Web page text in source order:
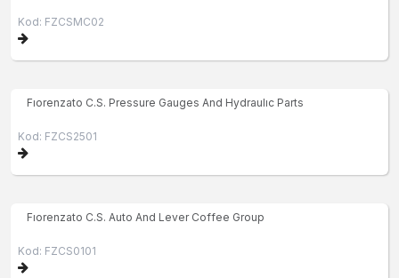
Kod: FZCSMC02
Fıorenzato C.S. Pressure Gauges And Hydraulıc Parts
Kod: FZCS2501
Fıorenzato C.S. Auto And Lever Coffee Group
Kod: FZCS0101